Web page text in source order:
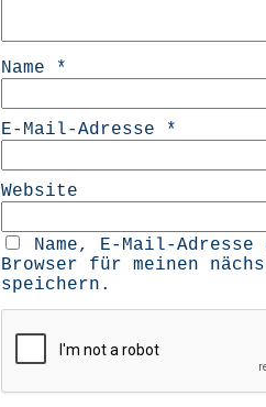
Name *
E-Mail-Adresse *
Website
Name, E-Mail-
Browser für meinen
speichern.